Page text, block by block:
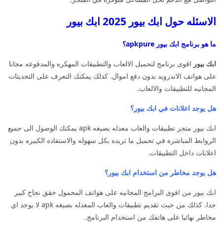
الاسئله حول ابك بيور 2025 ابك بيور
ما هو برنامج ابك بيور apkpure؟
ابك بيور اقوى برنامج لتحميل الالعاب والتطبيقات المهكره والمدفوعه مجانا
على هواتف الاندرويد بدون دفع اموال. كذلك يمكنك التعرف على التحديثات
المجانيه للتطبيقات والالعاب.
هل يوجد اعلانات في ابك بيور؟
ابك بيور متجر تطبيقات والعاب معدله بصيغه apk يمكنك الوصول الى جميع
الروابط المباشره في تحميل ما تريده بكل سهوله والاستفاده الكبيره بدون
اعلانات داخل التطبيقات.
هل يوجد مخاطر من استخدام ابك بيور؟
ابك بيور من اقوى البرامج المجانيه على هواتف المحمول حقق نجاح كبير
جدا. كذلك من حيث تقديم تطبيقات والعاب المعدله بصيغه apk لا يوجد اي
مخاطر نهائيا على هاتفك من استخدام البرنامج.